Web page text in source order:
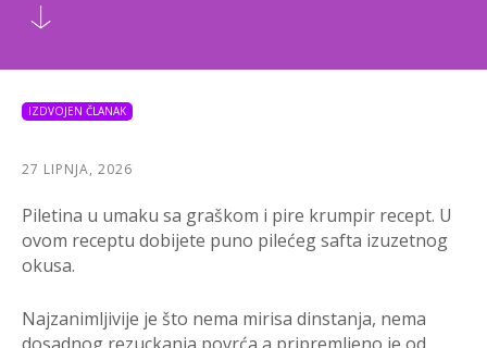
IZDVOJEN ČLANAK
27 LIPNJA, 2026
Piletina u umaku sa graškom i pire krumpir recept. U
ovom receptu dobijete puno pilećeg safta izuzetnog
okusa.
Najzanimljivije je što nema mirisa dinstanja, nema